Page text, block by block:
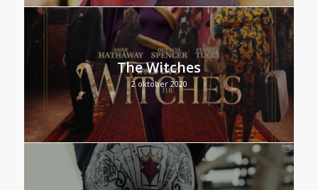
The Witches
2 oktober 2020